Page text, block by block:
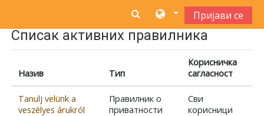
Пријави се
Списак активних правилника
Назив Тип
Корисничка
сагласност
Tanulj velünk a
veszélyes árukról
Правилник о
приватности
Сви
корисници